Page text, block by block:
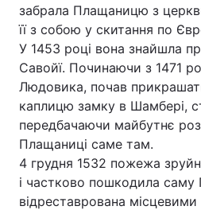
забрала Плащаницю з
її з собою у скитання по
У 1453 році вона знайшла
Савойї. Починаючи з 1471
Людовика, почав
каплицю замку в Шамбері,
передбачаючи майбутнє
Плащаниці саме там.
4 грудня 1532 пожежа
і частково пошкодила
відреставрована